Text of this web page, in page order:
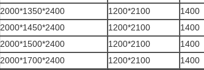
2000*1350*2400 1200*2100 1400
2000*1450*2400 1200*2100 1400
2000*1500*2400 1200*2100 1400
2000*1700*2400 1200*2100 1400